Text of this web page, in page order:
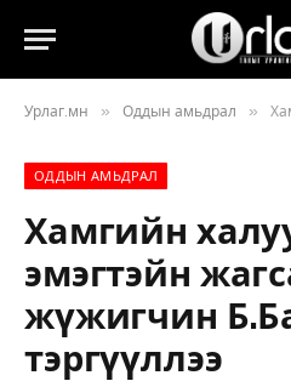
Урлаг.мн » Оддын амьдрал »
ОДДЫН АМЬДРАЛ
Хамгийн
эмэгтэйн
жүжигчин
тэргүүллээ